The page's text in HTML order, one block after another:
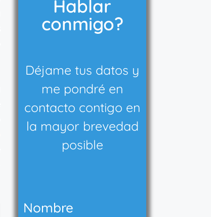
Hablar
conmigo?
Déjame tus datos y
me pondré en
contacto contigo en
la mayor brevedad
posible
Nombre